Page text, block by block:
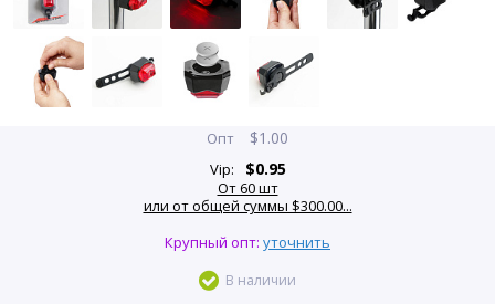
Опт $1.00
Vip: $0.95
От 60 шт
или от общей суммы $300.00...
Крупный опт: уточнить
В наличии